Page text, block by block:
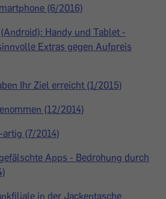
(6/2016)
Handy und Tablet -
Extras gegen Aufpreis
Ihr Ziel erreicht (1/2015)
(12/2014)
(7/2014)
Apps - Bedrohung durch
in der Jackentasche